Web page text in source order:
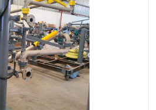
卸车鹤管
输油臂
火车鹤管
顶部鹤管